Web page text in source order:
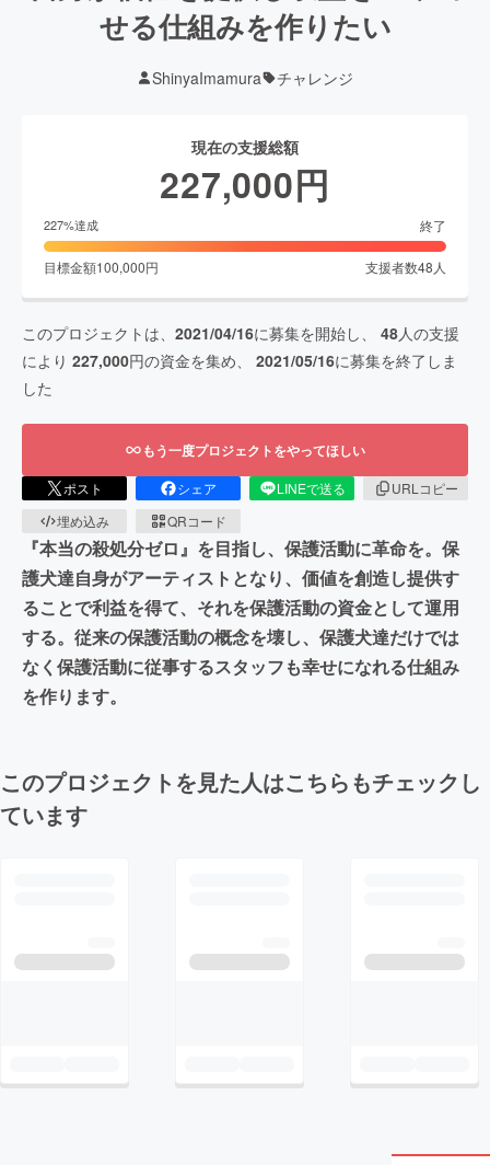
せる仕組みを作りたい
ShinyaImamura チャレンジ
現在の支援総額
227,000円
227%達成 終了
目標金額100,000円 支援者数48 人
このプロジェクトは、 2021/04/16に募集を開始し、 48人の支援
により 227,000円の資金を集め、 2021/05/16に募集を終了しま
した
もう一度プロジェクトをやってほしい
ポスト シェア LINEで送る
URLコピー
埋め込み
QRコード
『本当の殺処分ゼロ』を目指し、保護活動に革命を。保
護犬達自身がアーティストとなり、価値を創造し提供す
ることで利益を得て、それを保護活動の資金として運用
する。従来の保護活動の概念を壊し、保護犬達だけでは
なく保護活動に従事するスタッフも幸せになれる仕組み
を作ります。
このプロジェクトを見た人はこちらもチェックし
ています